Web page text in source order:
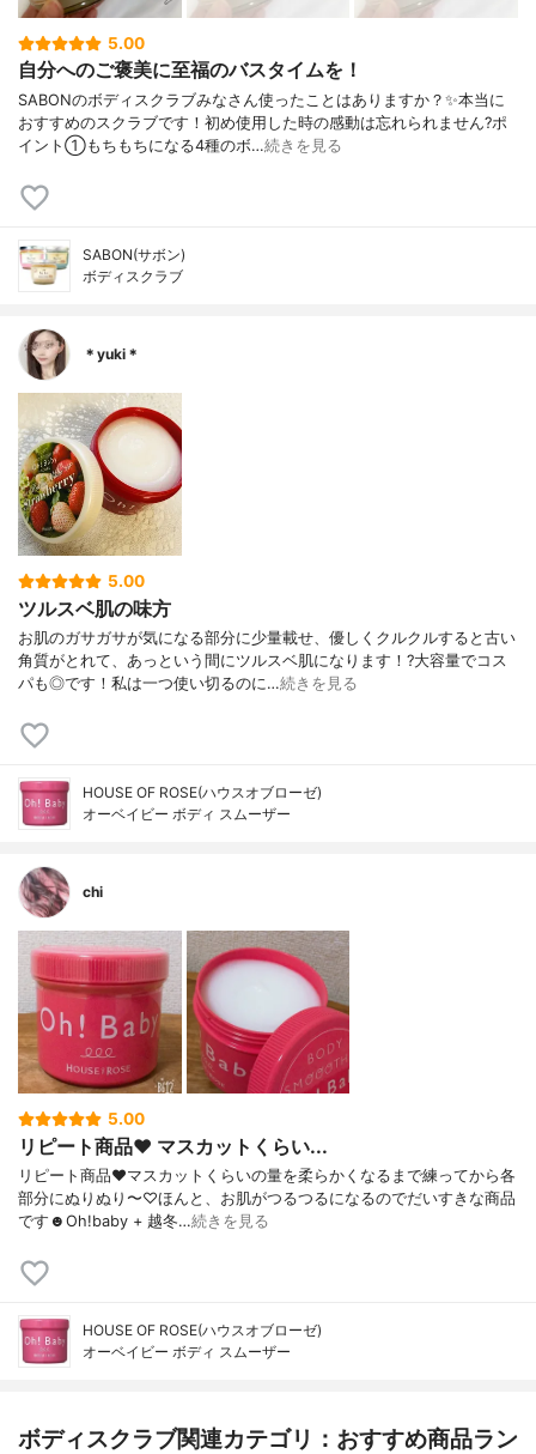
5.00
自分へのご褒美に至福のバスタイムを！
SABONのボディスクラブみなさん使ったことはありますか？✨本当に
おすすめのスクラブです！初め使用した時の感動は忘れられません?ポ
イント①もちもちになる4種のボ…続きを見る
SABON(サボン)
ボディスクラブ
＊yuki＊
5.00
ツルスベ肌の味方
お肌のガサガサが気になる部分に少量載せ、優しくクルクルすると古い
角質がとれて、あっという間にツルスベ肌になります！?大容量でコス
パも◎です！私は一つ使い切るのに…続きを見る
HOUSE OF ROSE(ハウスオブローゼ)
オーベイビー ボディ スムーザー
chi
5.00
リピート商品❤︎ マスカットくらい...
リピート商品❤︎マスカットくらいの量を柔らかくなるまで練ってから各
部分にぬりぬり〜♡ほんと、お肌がつるつるになるのでだいすきな商品
です☻Oh!baby + 越冬…続きを見る
HOUSE OF ROSE(ハウスオブローゼ)
オーベイビー ボディ スムーザー
ボディスクラブ関連カテゴリ：おすすめ商品ラン